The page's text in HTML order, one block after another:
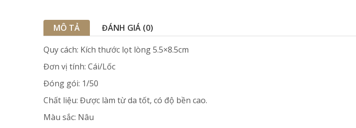
MÔ TẢ
ĐÁNH GIÁ (0)
Quy cách: Kích thước lọt lòng 5.5×8.5cm
Đơn vị tính: Cái/Lốc
Đóng gói: 1/50
Chất liệu: Được làm từ da tốt, có độ bền cao.
Màu sắc: Nâu